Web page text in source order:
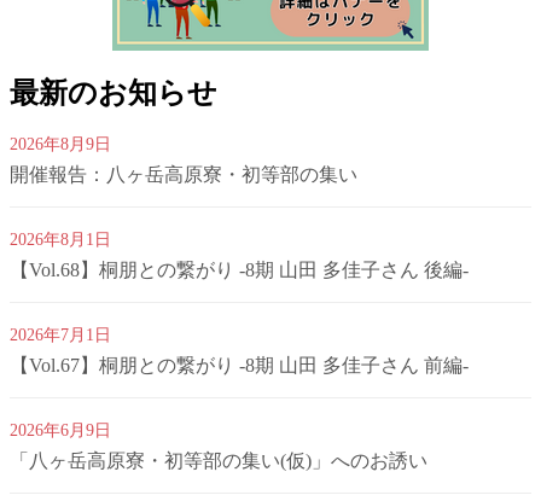
最新のお知らせ
2026年8月9日
開催報告：八ヶ岳高原寮・初等部の集い
2026年8月1日
【Vol.68】桐朋との繋がり -8期 山田 多佳子さん 後編-
2026年7月1日
【Vol.67】桐朋との繋がり -8期 山田 多佳子さん 前編-
2026年6月9日
「八ヶ岳高原寮・初等部の集い(仮)」へのお誘い